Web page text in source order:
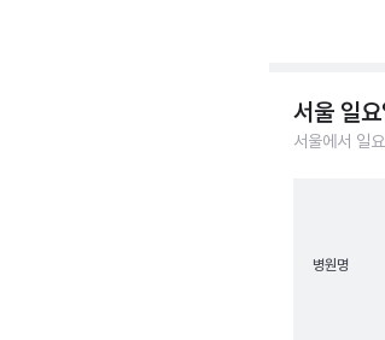
서울 일
서울에서 일
병원명